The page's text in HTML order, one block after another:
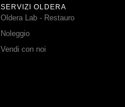
SERVIZI OLDERA
Oldera Lab - Restauro
Noleggio
Vendi con noi